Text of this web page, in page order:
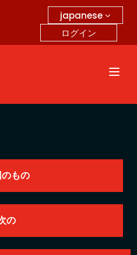
japanese
ログイン